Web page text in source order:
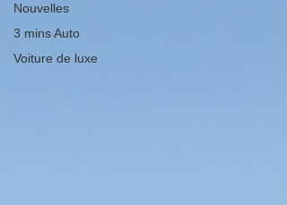
Nouvelles
3 mins Auto
Voiture de luxe